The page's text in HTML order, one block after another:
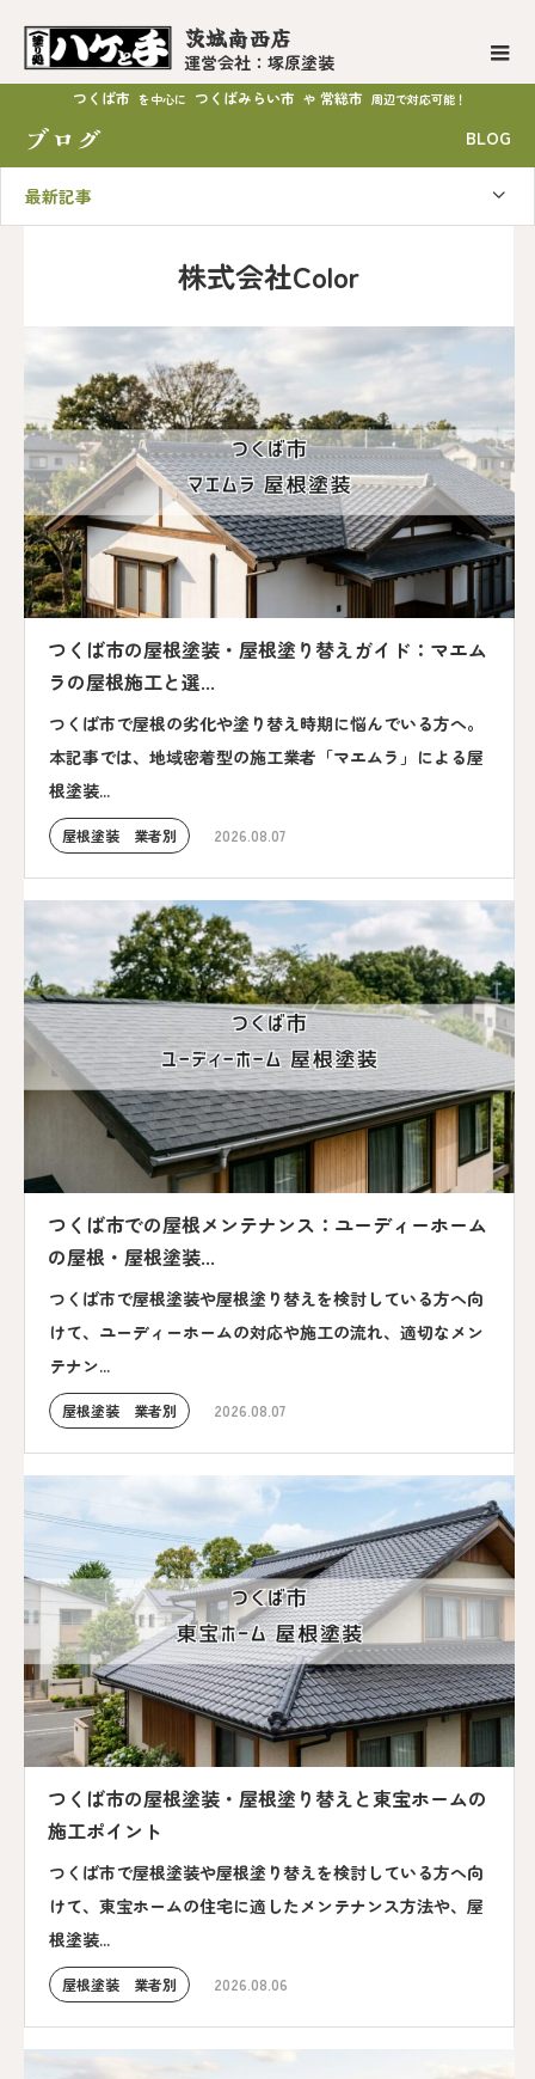
茨城南西店
運営会社：塚原塗装
つくば市 を中心に つくばみらい市 や 常総市 周辺で対応可能！
ブログ BLOG
最新記事
株式会社Color
つくば市の屋根塗装・屋根塗り替えガイド：マエム
ラの屋根施工と選...
つくば市で屋根の劣化や塗り替え時期に悩んでいる方へ。
本記事では、地域密着型の施工業者「マエムラ」による屋
根塗装...
屋根塗装 業者別 2026.08.07
つくば市での屋根メンテナンス：ユーディーホーム
の屋根・屋根塗装...
つくば市で屋根塗装や屋根塗り替えを検討している方へ向
けて、ユーディーホームの対応や施工の流れ、適切なメン
テナン...
屋根塗装 業者別 2026.08.07
つくば市の屋根塗装・屋根塗り替えと東宝ホームの
施工ポイント
つくば市で屋根塗装や屋根塗り替えを検討している方へ向
けて、東宝ホームの住宅に適したメンテナンス方法や、屋
根塗装...
屋根塗装 業者別 2026.08.06